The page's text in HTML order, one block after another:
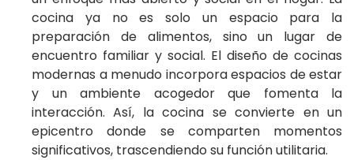
cocina ya no es solo un espacio para la
preparación de alimentos, sino un lugar de
encuentro familiar y social. El diseño de cocinas
modernas a menudo incorpora espacios de estar
y un ambiente acogedor que fomenta la
interacción. Así, la cocina se convierte en un
epicentro donde se comparten momentos
significativos, trascendiendo su función utilitaria.